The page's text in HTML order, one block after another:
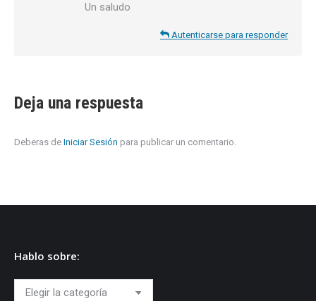
Un saludo
Autenticarse para responder
Deja una respuesta
Deberas de Iniciar Sesión para publicar un comentario.
Hablo sobre:
Hablo